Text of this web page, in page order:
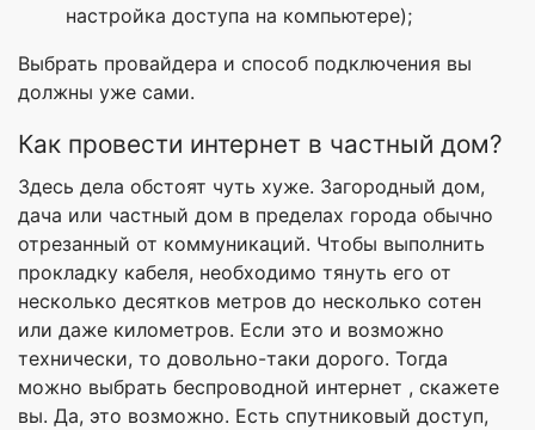
настройка доступа на компьютере);
Выбрать провайдера и способ подключения вы
должны уже сами.
Как провести интернет в частный дом?
Здесь дела обстоят чуть хуже. Загородный дом,
дача или частный дом в пределах города обычно
отрезанный от коммуникаций. Чтобы выполнить
прокладку кабеля, необходимо тянуть его от
несколько десятков метров до несколько сотен
или даже километров. Если это и возможно
технически, то довольно-таки дорого. Тогда
можно выбрать беспроводной интернет , скажете
вы. Да, это возможно. Есть спутниковый доступ,